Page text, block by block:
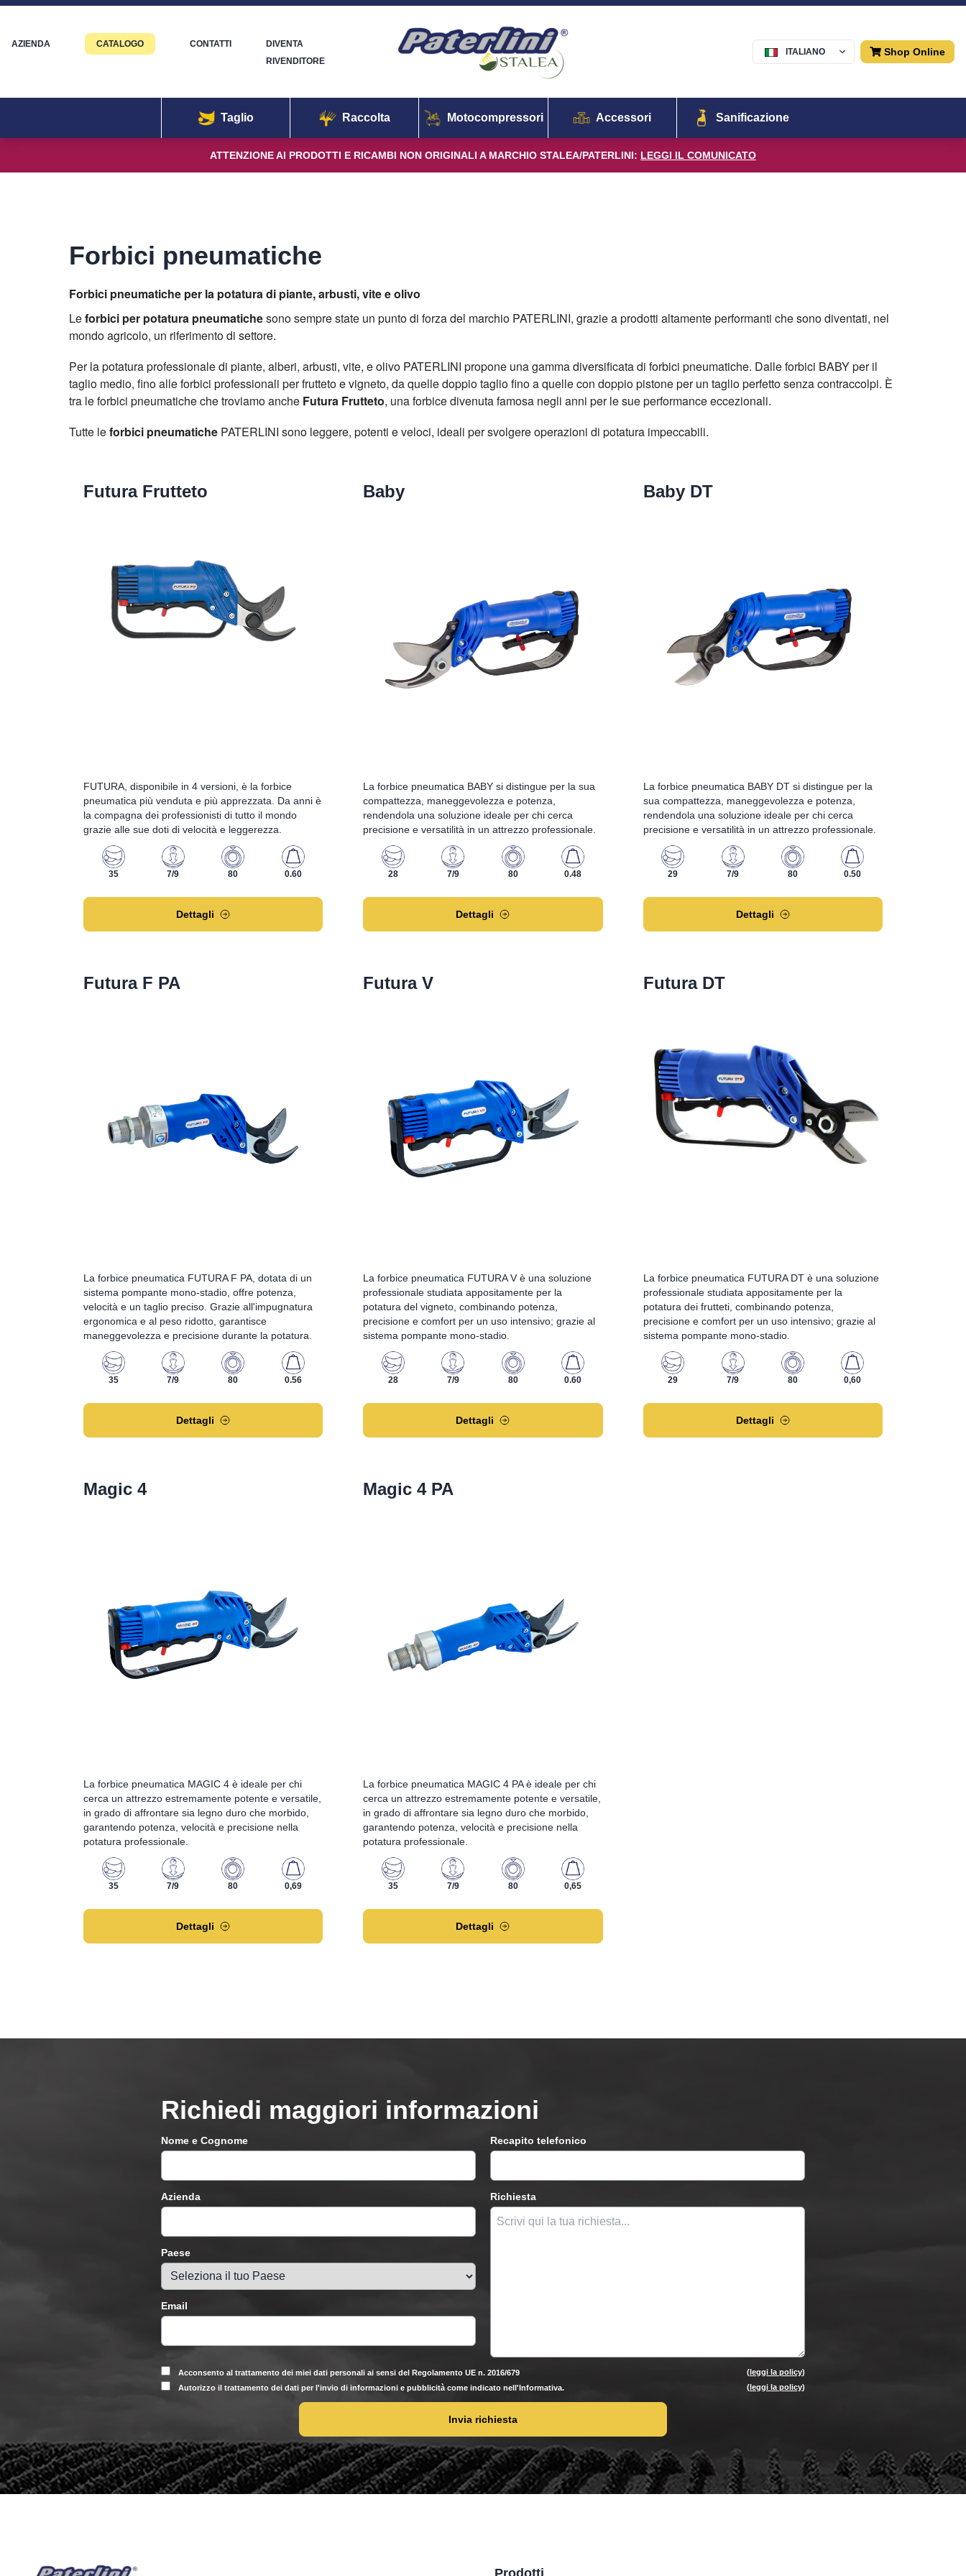
AZIENDA CATALOGO CONTATTI
DIVENTA
RIVENDITORE
ITALIANO
Menu
Shop Online
Taglio Raccolta Motocompressori Accessori Sanificazione
ATTENZIONE AI PRODOTTI E RICAMBI NON ORIGINALI A MARCHIO STALEA/PATERLINI: LEGGI IL COMUNICATO
Forbici pneumatiche
Forbici pneumatiche per la potatura di piante, arbusti, vite e olivo
Leforbici per potatura pneumatichesono sempre state un punto di forza del marchio PATERLINI, grazie a prodotti altamente performanti che sono diventati, nel
mondo agricolo, un riferimento di settore.
Per la potatura professionale di piante, alberi, arbusti, vite, e olivo PATERLINI propone una gamma diversificata di forbici pneumatiche. Dalle forbici BABY per il
taglio medio, fino alle forbici professionali per frutteto e vigneto, da quelle doppio taglio fino a quelle con doppio pistone per un taglio perfetto senza contraccolpi. È
tra le forbici pneumatiche che troviamo anche Futura Frutteto, una forbice divenuta famosa negli anni per le sue performance eccezionali.
Tutte leforbici pneumatiche PATERLINI sono leggere, potenti e veloci, ideali per svolgere operazioni di potatura impeccabili.
Futura Frutteto
FUTURA, disponibile in 4 versioni, è la forbice
pneumatica più venduta e più apprezzata. Da anni è
la compagna dei professionisti di tutto il mondo
grazie alle sue doti di velocità e leggerezza.
35 7/9 80 0.60
Dettagli
Baby
La forbice pneumatica BABY si distingue per la sua
compattezza, maneggevolezza e potenza,
rendendola una soluzione ideale per chi cerca
precisione e versatilità in un attrezzo professionale.
28 7/9 80 0.48
Dettagli
Baby DT
La forbice pneumatica BABY DT si distingue per la
sua compattezza, maneggevolezza e potenza,
rendendola una soluzione ideale per chi cerca
precisione e versatilità in un attrezzo professionale.
29 7/9 80 0.50
Dettagli
Futura F PA
La forbice pneumatica FUTURA F PA, dotata di un
sistema pompante mono-stadio, offre potenza,
velocità e un taglio preciso. Grazie all'impugnatura
ergonomica e al peso ridotto, garantisce
maneggevolezza e precisione durante la potatura.
35 7/9 80 0.56
Dettagli
Futura V
La forbice pneumatica FUTURA V è una soluzione
professionale studiata appositamente per la
potatura del vigneto, combinando potenza,
precisione e comfort per un uso intensivo; grazie al
sistema pompante mono-stadio.
28 7/9 80 0.60
Dettagli
Futura DT
La forbice pneumatica FUTURA DT è una soluzione
professionale studiata appositamente per la
potatura dei frutteti, combinando potenza,
precisione e comfort per un uso intensivo; grazie al
sistema pompante mono-stadio.
29 7/9 80 0,60
Dettagli
Magic 4
La forbice pneumatica MAGIC 4 è ideale per chi
cerca un attrezzo estremamente potente e versatile,
in grado di affrontare sia legno duro che morbido,
garantendo potenza, velocità e precisione nella
potatura professionale.
35 7/9 80 0,69
Dettagli
Magic 4 PA
La forbice pneumatica MAGIC 4 PA è ideale per chi
cerca un attrezzo estremamente potente e versatile,
in grado di affrontare sia legno duro che morbido,
garantendo potenza, velocità e precisione nella
potatura professionale.
35 7/9 80 0,65
Dettagli
Richiedi maggiori informazioni
Nome e Cognome
Azienda
Paese
Email
Recapito telefonico
Richiesta
Acconsento al trattamento dei miei dati personali ai sensi del Regolamento UE n. 2016/679 (leggi la policy)
Autorizzo il trattamento dei dati per l'invio di informazioni e pubblicità come indicato nell'Informativa.
(leggi la policy)
Invia richiesta
Prodotti